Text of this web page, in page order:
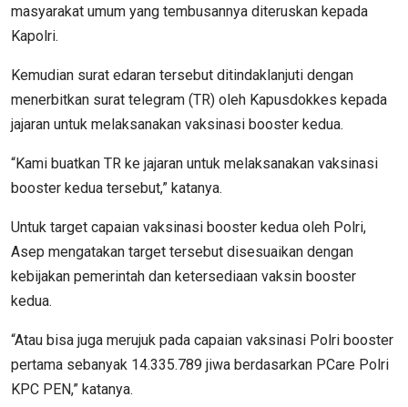
masyarakat umum yang tembusannya diteruskan kepada
Kapolri.
Kemudian surat edaran tersebut ditindaklanjuti dengan
menerbitkan surat telegram (TR) oleh Kapusdokkes kepada
jajaran untuk melaksanakan vaksinasi booster kedua.
“Kami buatkan TR ke jajaran untuk melaksanakan vaksinasi
booster kedua tersebut,” katanya.
Untuk target capaian vaksinasi booster kedua oleh Polri,
Asep mengatakan target tersebut disesuaikan dengan
kebijakan pemerintah dan ketersediaan vaksin booster
kedua.
“Atau bisa juga merujuk pada capaian vaksinasi Polri booster
pertama sebanyak 14.335.789 jiwa berdasarkan PCare Polri
KPC PEN,” katanya.